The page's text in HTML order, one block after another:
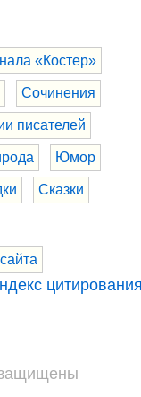
«Костер»
Сочинения
писателей
Юмор
Сказки